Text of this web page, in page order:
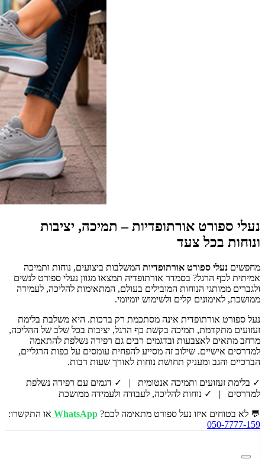
נעלי ספורט אורתופדיות – תמיכה, יציבות
ונוחות בכל צעד
מחפשים נעלי ספורט אורתופדיות המשלבות ביצועים, נוחות ותמיכה
אמיתית לכף הרגל? בסמדר אורתופדיה תמצאו מגוון נעלי ספורט לנשים
ולגברים ממותגי הנוחות המובילים בעולם, המתאימות להליכה, לעמידה
ממושכת, לאימונים קלים ולשימוש יומיומי.
נעל ספורט אורתופדית אינה מסתכמת רק ברכות. היא משלבת בלימת
זעזועים מתקדמת, תמיכה בקשת כף הרגל, יציבות בכל שלב של ההליכה,
מרחב מתאים לאצבעות ובדגמים רבים גם רפידה נשלפת להתאמה
למדרסים אישיים. שילוב זה מסייע להפחית עומסים על כפות הרגליים,
הברכיים והגב ומעניק תחושת נוחות לאורך שעות רבות.
✓ בלימת זעזועים ותמיכה אנטומית | ✓ דגמים עם רפידה נשלפת
למדרסים | ✓ נוחות להליכה, לעבודה ולעמידה ממושכת
💬 לא בטוחים איזו נעל ספורט מתאימה לכם? WhatsApp או התקשרו:
050-7777-159